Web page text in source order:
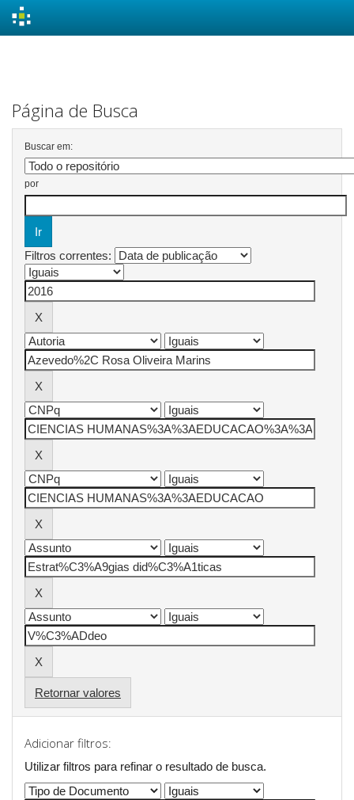
Página de Busca
Buscar em:
por
Filtros correntes:
Retornar valores
Adicionar filtros:
Utilizar filtros para refinar o resultado de busca.